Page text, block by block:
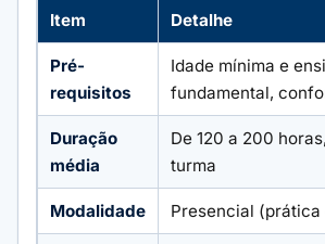
Item Detalhe
Pré-
requisitos
Idade mínima e
fundamental,
Duração
média
De 120 a 200
turma
Modalidade Presencial (prática